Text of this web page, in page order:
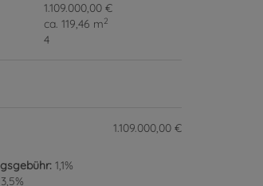
1.109.000,00 €
ca. 119,46 m2
4
1.109.000,00 €
1,1%
3,5%